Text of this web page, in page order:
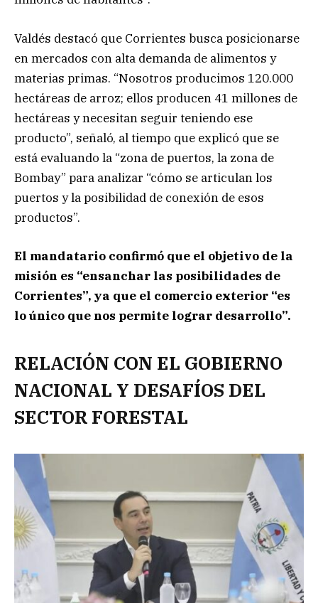
Valdés destacó que Corrientes busca posicionarse
en mercados con alta demanda de alimentos y
materias primas. “Nosotros producimos 120.000
hectáreas de arroz; ellos producen 41 millones de
hectáreas y necesitan seguir teniendo ese
producto”, señaló, al tiempo que explicó que se
está evaluando la “zona de puertos, la zona de
Bombay” para analizar “cómo se articulan los
puertos y la posibilidad de conexión de esos
productos”.
El mandatario confirmó que el objetivo de la
misión es “ensanchar las posibilidades de
Corrientes”, ya que el comercio exterior “es
lo único que nos permite lograr desarrollo”.
RELACIÓN CON EL GOBIERNO
NACIONAL Y DESAFÍOS DEL
SECTOR FORESTAL